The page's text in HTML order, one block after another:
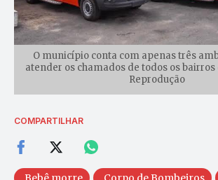
O município conta com apenas três
atender os chamados de todos os bairros
Reprodução
COMPARTILHAR